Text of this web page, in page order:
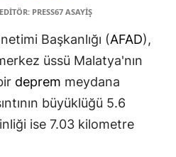
EDİTÖR: PRESS67 ASAYİŞ
Başkanlığı (AFAD),
üssü Malatya'nın
deprem meydana
büyüklüğü 5.6
ise 7.03 kilometre